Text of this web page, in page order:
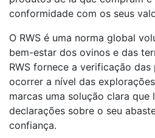
conformidade com os seus
O RWS é uma norma global
bem-estar dos ovinos e das
RWS fornece a verificação
ocorrer a nível das
marcas uma solução clara que
declarações sobre o seu
confiança.